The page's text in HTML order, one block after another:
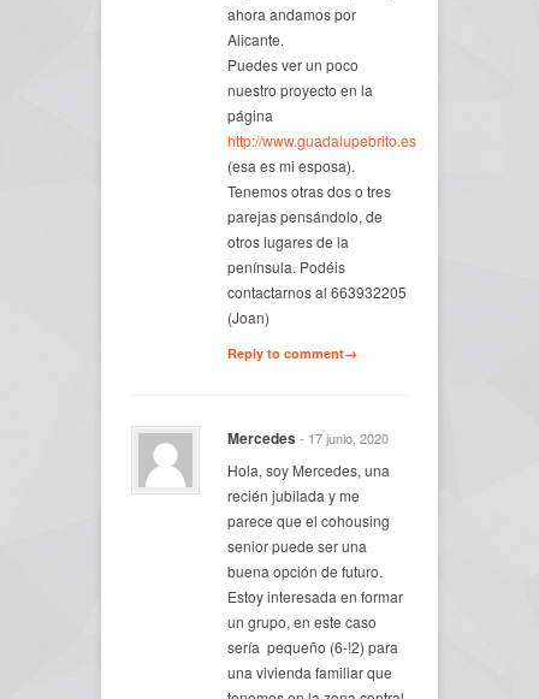
ahora andamos por
Alicante.
Puedes ver un poco
nuestro proyecto en la
página
http://www.guadalupebrito.es
(esa es mi esposa).
Tenemos otras dos o tres
parejas pensándolo, de
otros lugares de la
península. Podéis
contactarnos al 663932205
(Joan)
Reply to comment→
Mercedes - 17 junio, 2020
Hola, soy Mercedes, una
recién jubilada y me
parece que el cohousing
senior puede ser una
buena opción de futuro.
Estoy interesada en formar
un grupo, en este caso
sería pequeño (6-!2) para
una vivienda familiar que